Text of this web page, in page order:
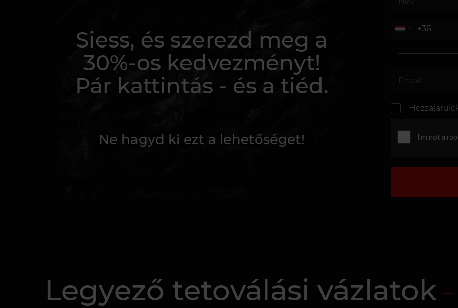
Siess, és szerezd meg a
30%-os kedvezményt!
Pár kattintás - és a tiéd.
Ne hagyd ki ezt a lehetőséget!
Legyező tetoválási vázlatok